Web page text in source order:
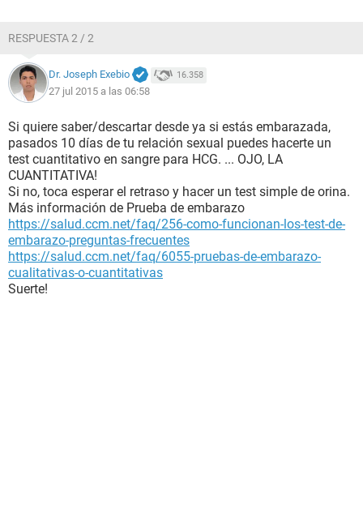
RESPUESTA 2 / 2
Dr. Joseph Exebio 16.358
27 jul 2015 a las 06:58
Si quiere saber/descartar desde ya si estás embarazada,
pasados 10 días de tu relación sexual puedes hacerte un
test cuantitativo en sangre para HCG. ... OJO, LA
CUANTITATIVA!
Si no, toca esperar el retraso y hacer un test simple de orina.
Más información de Prueba de embarazo
https://salud.ccm.net/faq/256-como-funcionan-los-test-de-
embarazo-preguntas-frecuentes
https://salud.ccm.net/faq/6055-pruebas-de-embarazo-
cualitativas-o-cuantitativas
Suerte!